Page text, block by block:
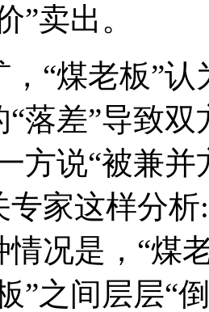
”卖出。
，“煤老板”
“落差”导致
方说“被兼
专家这样分
况是，“煤
”之间层层“